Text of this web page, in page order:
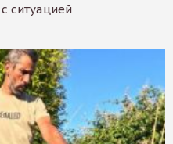
ситуацией